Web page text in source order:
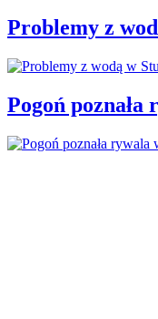
Problemy z
Pogoń